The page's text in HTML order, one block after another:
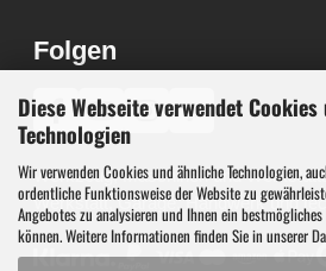
Diese Webseite verwendet
Technologien
Wir verwenden Cookies und ähnliche Technologien,
ordentliche Funktionsweise der Website zu
Angebotes zu analysieren und Ihnen ein
können. Weitere Informationen finden Sie in unserer
Folgen
♪
Werkzeug, Maschinen und
Werkstatt, Garage, Handwerk und